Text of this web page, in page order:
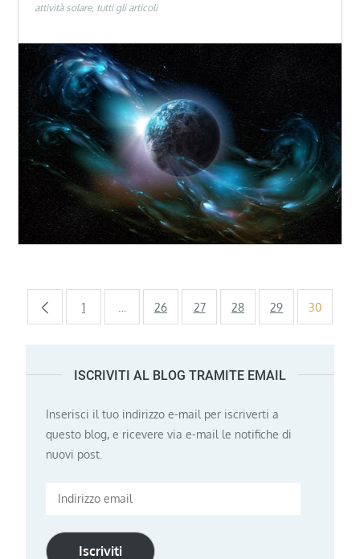
attività solare tutti gli articoli
Paginazione
articoli
1 26 27 28 29 30
ISCRIVITI AL BLOG TRAMITE EMAIL
Inserisci il tuo indirizzo e-mail per iscriverti a
questo blog, e ricevere via e-mail le notifiche di
nuovi post.
Indirizzo
Iscriviti